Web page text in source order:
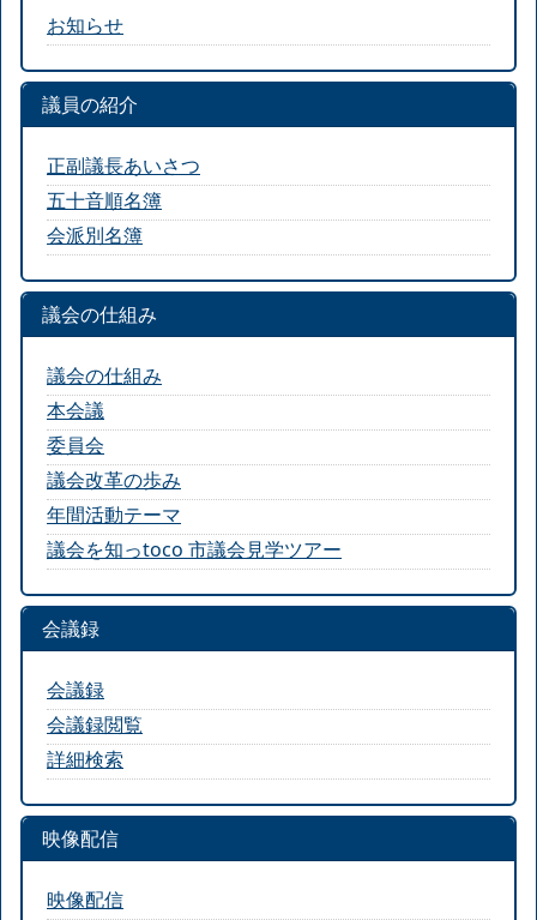
お知らせ
議員の紹介
正副議長あいさつ
五十音順名簿
会派別名簿
議会の仕組み
議会の仕組み
本会議
委員会
議会改革の歩み
年間活動テーマ
議会を知っtoco 市議会見学ツアー
会議録
会議録
会議録閲覧
詳細検索
映像配信
映像配信